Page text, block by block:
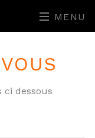
MENU
dessous